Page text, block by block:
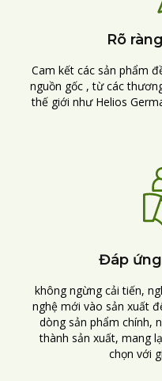
Rõ
Cam kết các sản phẩm
nguồn gốc , từ các
thế giới như Helios
Đáp
không ngừng cải tiến,
nghệ mới vào sản xuất
dòng sản phẩm chính,
thành sản xuất, mang
chọn với